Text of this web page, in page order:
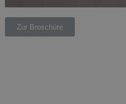
Zur Broschüre